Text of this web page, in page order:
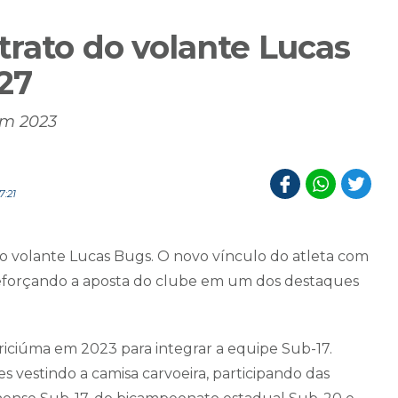
do volante Lucas
2023
volante Lucas Bugs. O novo vínculo do atleta com
a aposta do clube em um dos destaques
em 2023 para integrar a equipe Sub-17.
a camisa carvoeira, participando das